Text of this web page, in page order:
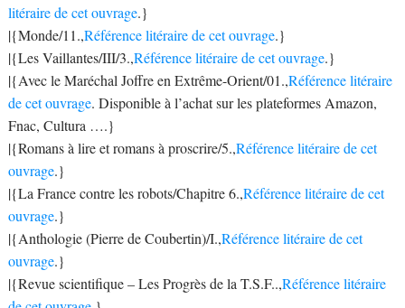
litéraire de cet ouvrage.}
|{Monde/11.,Référence litéraire de cet ouvrage.}
|{Les Vaillantes/III/3.,Référence litéraire de cet ouvrage.}
|{Avec le Maréchal Joffre en Extrême-Orient/01.,Référence litéraire
de cet ouvrage. Disponible à l’achat sur les plateformes Amazon,
Fnac, Cultura ….}
|{Romans à lire et romans à proscrire/5.,Référence litéraire de cet
ouvrage.}
|{La France contre les robots/Chapitre 6.,Référence litéraire de cet
ouvrage.}
|{Anthologie (Pierre de Coubertin)/I.,Référence litéraire de cet
ouvrage.}
|{Revue scientifique – Les Progrès de la T.S.F..,Référence litéraire